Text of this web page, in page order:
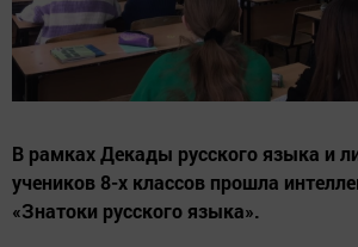
В рамках Декады русского языка и
учеников 8-х классов прошла
«Знатоки русского языка».